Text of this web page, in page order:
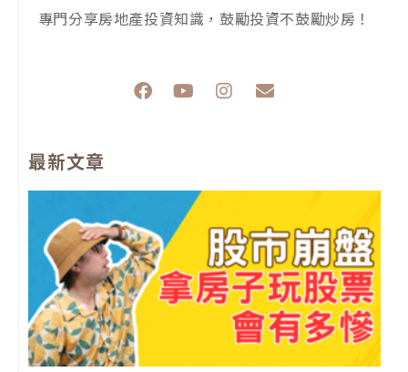
專門分享房地產投資知識，鼓勵投資不鼓勵炒房！
F
a
o
Y
e
I
r
m
E
p
最新文章